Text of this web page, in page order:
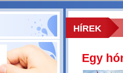
HÍREK
Egy